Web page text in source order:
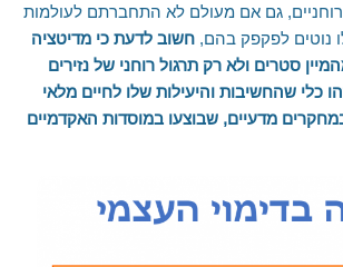
גם אם מעולם לא התחברתם לעולמות
נוטים לפקפק בהם, חשוב לדעת כי מדיטציה
סטרים ולא רק תרגול רוחני של נזירים
כלי שהחשיבות והיעילות שלו לחיים מלאי
מדעיים, שבוצעו במוסדות האקדמיים